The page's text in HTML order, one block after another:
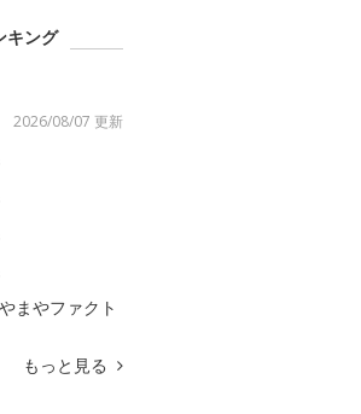
キング
2026/08/07 更新
まやファクト
もっと見る